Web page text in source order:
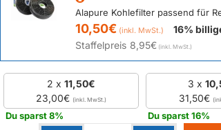
Alapure Kohlefilter passend für
10,50€
16%
Staffelpreis 8,95€
2 x 11,50€
23,00€
Du sparst 8%
3 x
31,50€
Du sparst 16%